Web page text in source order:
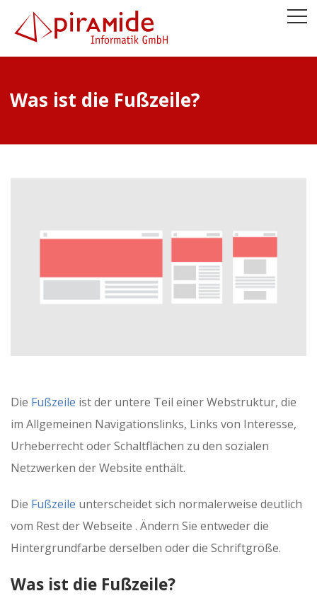
Was ist die Fußzeile?
Die Fußzeile ist der untere Teil einer Webstruktur, die
im Allgemeinen Navigationslinks, Links von Interesse,
Urheberrecht oder Schaltflächen zu den sozialen
Netzwerken der Website enthält.
Die Fußzeile unterscheidet sich normalerweise deutlich
vom Rest der Webseite . Ändern Sie entweder die
Hintergrundfarbe derselben oder die Schriftgröße.
Was ist die Fußzeile?